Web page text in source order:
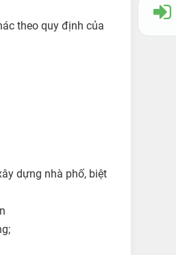
theo quy định của
dựng nhà phố, biệt